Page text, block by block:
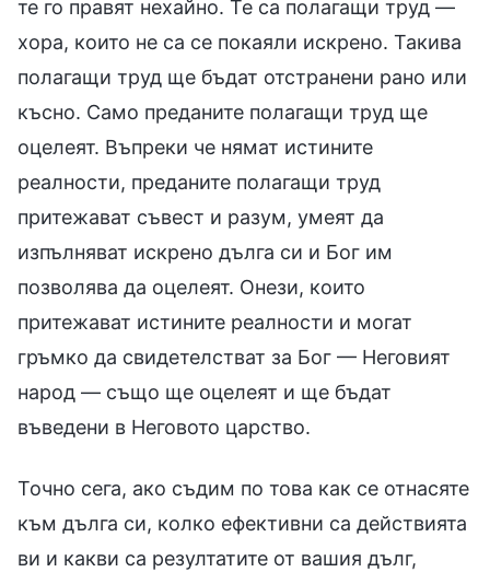
те го правят нехайно. Те са полагащи труд —
хора, които не са се покаяли искрено. Такива
полагащи труд ще бъдат отстранени рано или
късно. Само преданите полагащи труд ще
оцелеят. Въпреки че нямат истините
реалности, преданите полагащи труд
притежават съвест и разум, умеят да
изпълняват искрено дълга си и Бог им
позволява да оцелеят. Онези, които
притежават истините реалности и могат
гръмко да свидетелстват за Бог — Неговият
народ — също ще оцелеят и ще бъдат
въведени в Неговото царство.
Точно сега, ако съдим по това как се отнасяте
към дълга си, колко ефективни са действията
ви и какви са резултатите от вашия дълг,